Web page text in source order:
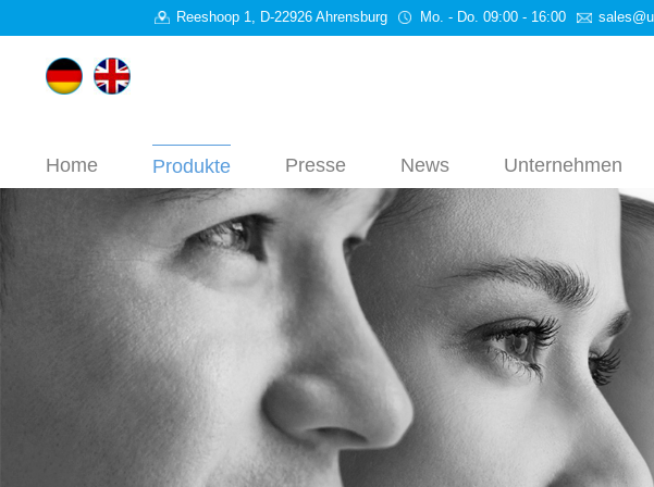
Reeshoop 1, D-22926 Ahrensburg Mo. - Do. 09:00 - 16:00
Home Produkte Presse News Unternehmen